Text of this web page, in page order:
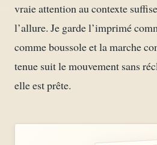
vraie attention au contexte
l’allure. Je garde l’imprimé
comme boussole et la marche
tenue suit le mouvement sans
elle est prête.